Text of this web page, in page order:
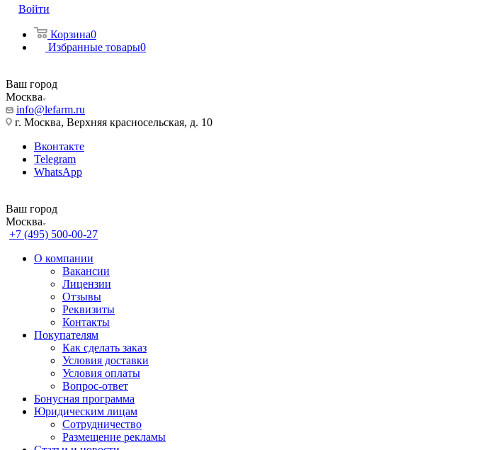
Войти
Корзина0
Избранные товары0
Ваш город
Москва
info@lefarm.ru
г. Москва, Верхняя красносельская, д. 10
Вконтакте
Telegram
WhatsApp
Ваш город
Москва
+7 (495) 500-00-27
О компании
Вакансии
Лицензии
Отзывы
Реквизиты
Контакты
Покупателям
Как сделать заказ
Условия доставки
Условия оплаты
Вопрос-ответ
Бонусная программа
Юридическим лицам
Сотрудничество
Размещение рекламы